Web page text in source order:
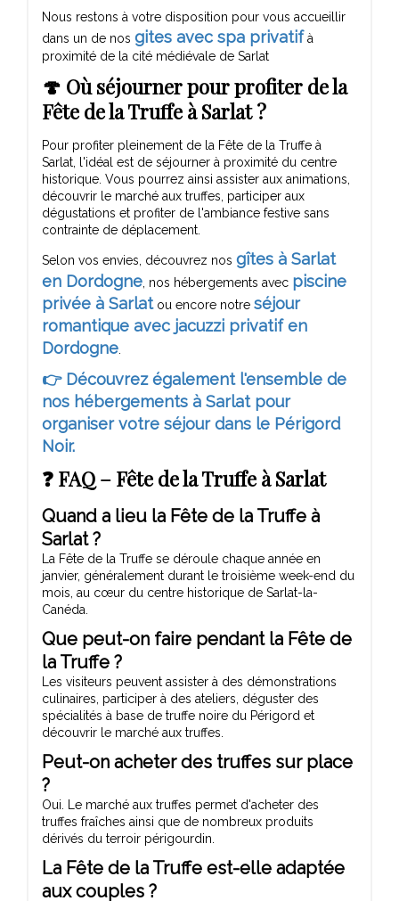
Nous restons à votre disposition pour vous accueillir
dans un de nos gites avec spa privatif à
proximité de la cité médiévale de Sarlat
🍄 Où séjourner pour profiter de la
Fête de la Truffe à Sarlat ?
Pour profiter pleinement de la Fête de la Truffe à
Sarlat, l'idéal est de séjourner à proximité du centre
historique. Vous pourrez ainsi assister aux animations,
découvrir le marché aux truffes, participer aux
dégustations et profiter de l'ambiance festive sans
contrainte de déplacement.
Selon vos envies, découvrez nos gîtes à Sarlat
en Dordogne , nos hébergements avec piscine
privée à Sarlatou encore notre séjour
romantique avec jacuzzi privatif en
Dordogne
👉 Découvrez également l'ensemble de
nos hébergements à Sarlat pour
organiser votre séjour dans le Périgord
Noir.
❓ FAQ – Fête de la Truffe à Sarlat
Quand a lieu la Fête de la Truffe à
Sarlat ?
La Fête de la Truffe se déroule chaque année en
janvier, généralement durant le troisième week-end du
mois, au cœur du centre historique de Sarlat-la-
Canéda.
Que peut-on faire pendant la Fête de
la Truffe ?
Les visiteurs peuvent assister à des démonstrations
culinaires, participer à des ateliers, déguster des
spécialités à base de truffe noire du Périgord et
découvrir le marché aux truffes.
Peut-on acheter des truffes sur place
?
Oui. Le marché aux truffes permet d'acheter des
truffes fraîches ainsi que de nombreux produits
dérivés du terroir périgourdin.
La Fête de la Truffe est-elle adaptée
aux couples ?